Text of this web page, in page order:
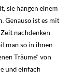
sie hängen einem
Genauso ist es mit
nachdenken
man so in ihnen
Träume“ von
und einfach